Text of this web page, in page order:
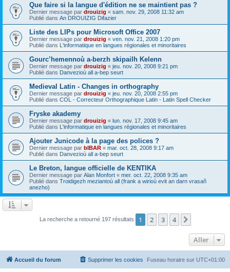
Que faire si la langue d'édition ne se maintient pas ?
Dernier message par drouizig « sam. nov. 29, 2008 11:32 am
Publié dans An DROUIZIG Difazier
Liste des LIPs pour Microsoft Office 2007
Dernier message par drouizig « ven. nov. 21, 2008 1:20 pm
Publié dans L'informatique en langues régionales et minoritaires
Gourc’hemennoù a-berzh skipailh Kelenn
Dernier message par drouizig « jeu. nov. 20, 2008 9:21 pm
Publié dans Danvezioù all a-bep seurt
Medieval Latin - Changes in orthography
Dernier message par drouizig « jeu. nov. 20, 2008 2:55 pm
Publié dans COL - Correcteur Orthographique Latin - Latin Spell Checker
Fryske akademy
Dernier message par drouizig « lun. nov. 17, 2008 9:45 am
Publié dans L'informatique en langues régionales et minoritaires
Ajouter Junicode à la page des polices ?
Dernier message par bIBAR « mar. oct. 28, 2008 9:17 am
Publié dans Danvezioù all a-bep seurt
Le Breton, langue officielle de KENTIKA
Dernier message par Alan Monfort « mer. oct. 22, 2008 9:35 am
Publié dans Troidigezh meziantoù all (frank a wirioù evit an darn vrasañ
anezho)
La recherche a retourné 197 résultats 1 2 3 4
Aller
Accueil du forum Fuseau horaire sur UTC+01:00
Supprimer les cookies